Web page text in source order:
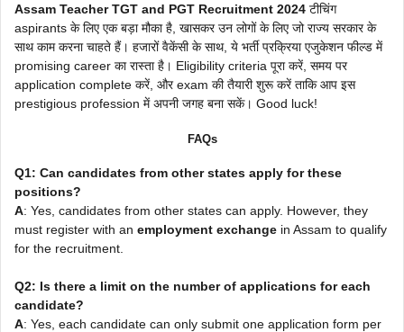
Assam Teacher TGT and PGT Recruitment 2024 टीचिंग
aspirants के लिए एक बड़ा मौका है, खासकर उन लोगों के लिए जो राज्य सरकार के
साथ काम करना चाहते हैं। हजारों वैकेंसी के साथ, ये भर्ती प्रक्रिया एजुकेशन फील्ड में
promising career का रास्ता है। Eligibility criteria पूरा करें, समय पर
application complete करें, और exam की तैयारी शुरू करें ताकि आप इस
prestigious profession में अपनी जगह बना सकें। Good luck!
FAQs
Q1: Can candidates from other states apply for these
positions?
A: Yes, candidates from other states can apply. However, they
must register with an employment exchange in Assam to qualify
for the recruitment.
Q2: Is there a limit on the number of applications for each
candidate?
A: Yes, each candidate can only submit one application form per